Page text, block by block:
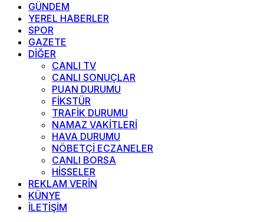
GÜNDEM
YEREL HABERLER
SPOR
GAZETE
DİĞER
CANLI TV
CANLI SONUÇLAR
PUAN DURUMU
FİKSTÜR
TRAFİK DURUMU
NAMAZ VAKİTLERİ
HAVA DURUMU
NÖBETÇİ ECZANELER
CANLI BORSA
HİSSELER
REKLAM VERİN
KÜNYE
İLETİŞİM